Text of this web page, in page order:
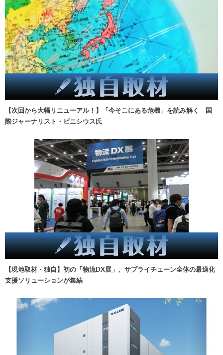
【次回から大幅リニューアル！】「今そこにある危機」を読み解く 国
際ジャーナリスト・ビニシウス氏
【現地取材・独自】初の「物流DX展」、サプライチェーン全体の最適化
支援ソリューションが集結